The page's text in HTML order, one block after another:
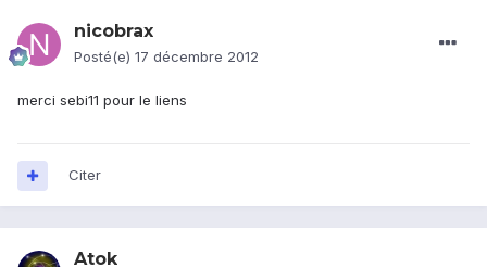
nicobrax
Posté(e) 17 décembre 2012
merci sebi11 pour le liens
Citer
Atok